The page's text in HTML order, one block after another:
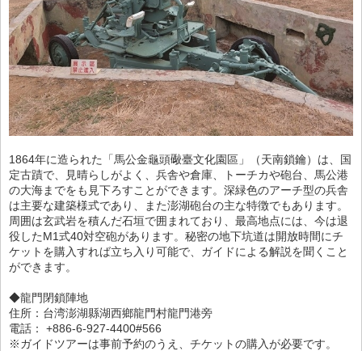
1864年に造られた「馬公金龜頭礮臺文化園區」（天南鎖鑰）は、国
定古蹟で、見晴らしがよく、兵舎や倉庫、トーチカや砲台、馬公港
の大海までをも見下ろすことができます。深緑色のアーチ型の兵舎
は主要な建築様式であり、また澎湖砲台の主な特徴でもあります。
周囲は玄武岩を積んだ石垣で囲まれており、最高地点には、今は退
役したM1式40対空砲があります。秘密の地下坑道は開放時間にチ
ケットを購入すれば立ち入り可能で、ガイドによる解説を聞くこと
ができます。
◆龍門閉鎖陣地
住所：台湾澎湖縣湖西鄉龍門村龍門港旁
電話： +886-6-927-4400#566
※ガイドツアーは事前予約のうえ、チケットの購入が必要です。